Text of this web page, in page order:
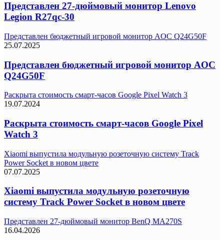
Представлен 27-дюймовый монитор Lenovo
Legion R27qc-30
Представлен бюджетный игровой монитор AOC Q24G50F
25.07.2025
Представлен бюджетный игровой монитор AOC
Q24G50F
Раскрыта стоимость смарт-часов Google Pixel Watch 3
19.07.2024
Раскрыта стоимость смарт-часов Google Pixel
Watch 3
Xiaomi выпустила модульную розеточную систему Track
Power Socket в новом цвете
07.07.2025
Xiaomi выпустила модульную розеточную
систему Track Power Socket в новом цвете
Представлен 27-дюймовый монитор BenQ MA270S
16.04.2026